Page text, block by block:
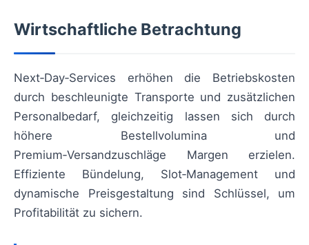
Wirtschaftliche Betrachtung
Next‑Day‑Services erhöhen die Betriebskosten
durch beschleunigte Transporte und zusätzlichen
Personalbedarf, gleichzeitig lassen sich durch
höhere Bestellvolumina und
Premium‑Versandzuschläge Margen erzielen.
Effiziente Bündelung, Slot‑Management und
dynamische Preisgestaltung sind Schlüssel, um
Profitabilität zu sichern.